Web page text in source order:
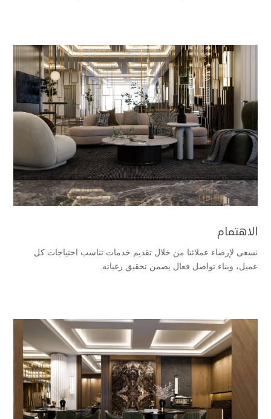
الاهتمام
نسعى لإرضاء عملائنا من خلال تقديم خدمات تناسب احتياجات كل
عميل، وبناء تواصل فعال يضمن تحقيق رغباته.